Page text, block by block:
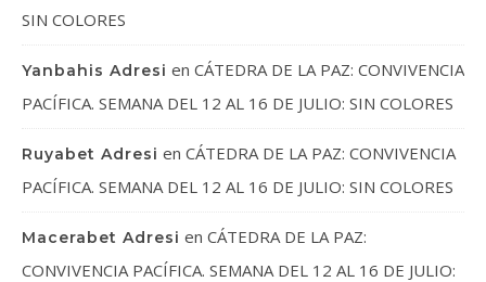
SIN COLORES
Yanbahis Adresi en CÁTEDRA DE LA PAZ: CONVIVENCIA
PACÍFICA. SEMANA DEL 12 AL 16 DE JULIO: SIN COLORES
Ruyabet Adresi en CÁTEDRA DE LA PAZ: CONVIVENCIA
PACÍFICA. SEMANA DEL 12 AL 16 DE JULIO: SIN COLORES
Macerabet Adresi en CÁTEDRA DE LA PAZ:
CONVIVENCIA PACÍFICA. SEMANA DEL 12 AL 16 DE JULIO: